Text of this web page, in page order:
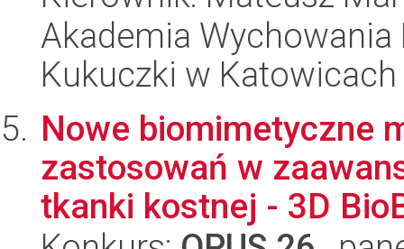
Akademia
Kukuczki w Katowicach
Nowe biomimetyczne
zastosowań w
tkanki kostnej - 3D